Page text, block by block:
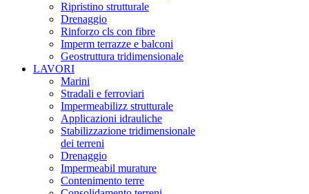
Ripristino strutturale
Drenaggio
Rinforzo cls con fibre
Imperm terrazze e balconi
Geostruttura tridimensionale
LAVORI
Marini
Stradali e ferroviari
Impermeabilizz strutturale
Applicazioni idrauliche
Stabilizzazione tridimensionale
dei terreni
Drenaggio
Impermeabil murature
Contenimento terre